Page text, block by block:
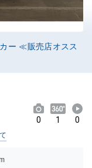
ー ≪販売店オスス
0 1 0